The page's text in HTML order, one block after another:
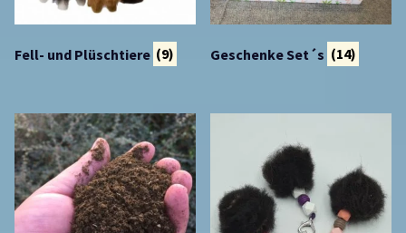
Fell- und Plüschtiere (9) Geschenke Set´s (14)